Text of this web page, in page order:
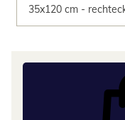
35x120 cm -